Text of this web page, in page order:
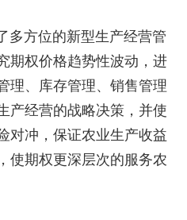
多方位的新型生产经营管
期权价格趋势性波动，进
理、库存管理、销售管理
产经营的战略决策，并使
对冲，保证农业生产收益
使期权更深层次的服务农